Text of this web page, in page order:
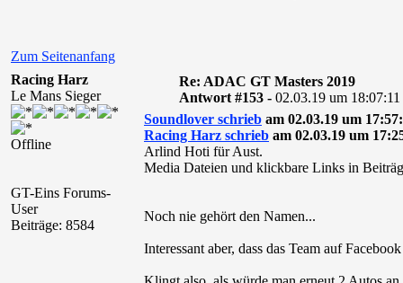
Zum Seitenanfang
Racing Harz
Le Mans Sieger
Offline
GT-Eins Forums-
User
Beiträge: 8584
Re: ADAC GT Masters 2019
Antwort #153 - 02.03.19 um 18:07:11
Soundlover schrieb am 02.03.19 um
Racing Harz schrieb am 02.03.19 um
Arlind Hoti für Aust.
Media Dateien und klickbare Links in
Noch nie gehört den Namen...
Interessant aber, dass das Team auf